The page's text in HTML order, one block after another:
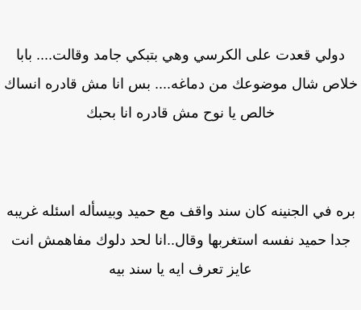
دولي قعدت على الكرسي وهي بتبكي جامد وقالت.... بابا
شال موضوعك من دماغه.... بس انا مش قادره انساك
خالص يا نوح مش قادره انا بحبك
في الجنينه كان سند واقف مع حميد وبيسأله اسئله غريبه
حميد نفسه استغربها وقال..انا لحد دلوك مفاهمش انت
عايز تعرف ايه يا سند بيه